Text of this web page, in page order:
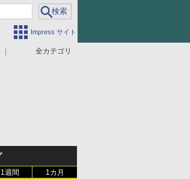
Impress サイト
全カテゴリ
1週間 1カ月